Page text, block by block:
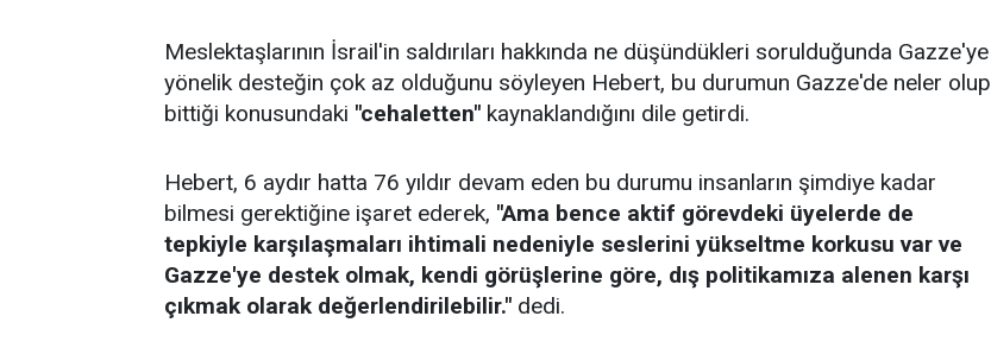
Meslektaşlarının İsrail'in saldırıları hakkında ne düşündükleri sorulduğunda Gazze'ye
yönelik desteğin çok az olduğunu söyleyen Hebert, bu durumun Gazze'de neler olup
bittiği konusundaki "cehaletten" kaynaklandığını dile getirdi.
Hebert, 6 aydır hatta 76 yıldır devam eden bu durumu insanların şimdiye kadar
bilmesi gerektiğine işaret ederek, "Ama bence aktif görevdeki üyelerde de
tepkiyle karşılaşmaları ihtimali nedeniyle seslerini yükseltme korkusu var ve
Gazze'ye destek olmak, kendi görüşlerine göre, dış politikamıza alenen karşı
çıkmak olarak değerlendirilebilir." dedi.